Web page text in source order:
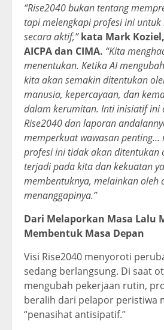
“Rise2040 bukan tentang
tapi melengkapi profesi ini
secara aktif,”kata Mark Koziel,
AICPA dan CIMA. “Kita
menentukan. Ketika AI
kita akan semakin ditentukan
manusia, kepercayaan, dan
dalam kerumitan. Inti inisiatif ini
Rise2040 dan laporan
memperkuat wawasan penting…
profesi ini tidak akan ditentukan
terjadi pada kita dan kekuatan
membentuknya, melainkan oleh
menanggapinya.”
Dari Melaporkan Masa Lalu
Membentuk Masa Depan
Visi Rise2040 menyoroti
sedang berlangsung. Di saat
mengubah pekerjaan rutin,
beralih dari pelapor peristiwa
“penasihat antisipatif.”